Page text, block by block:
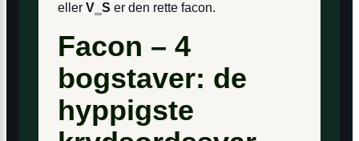
eller V‗S er den rette facon.
Facon – 4
bogstaver: de
hyppigste